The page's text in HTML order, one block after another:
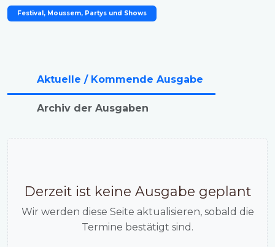
Festival, Moussem, Partys und Shows
Aktuelle / Kommende Ausgabe
Archiv der Ausgaben
Derzeit ist keine Ausgabe geplant
Wir werden diese Seite aktualisieren, sobald die
Termine bestätigt sind.